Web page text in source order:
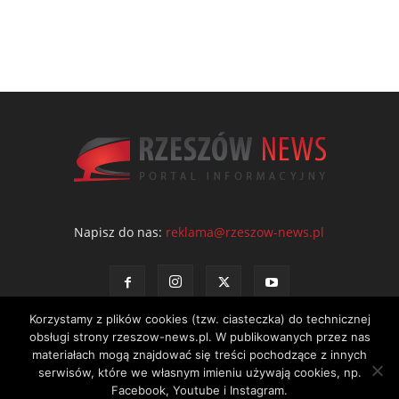
Napisz do nas: reklama@rzeszow-news.pl
Kontakt Polityka prywatności Regulamin portalu
Korzystamy z plików cookies (tzw. ciasteczka) do technicznej
obsługi strony rzeszow-news.pl. W publikowanych przez nas
materiałach mogą znajdować się treści pochodzące z innych
serwisów, które we własnym imieniu używają cookies, np.
Facebook, Youtube i Instagram.